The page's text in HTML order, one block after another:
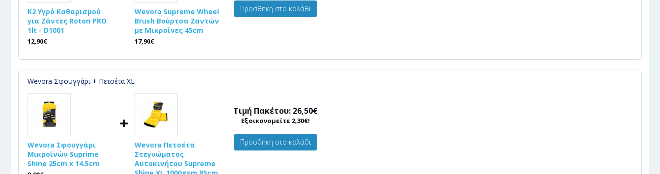
K2 Υγρό Καθαρισμού
για Ζάντες Roton PRO
1lt - D1001
12,90€
Wevora Supreme Wheel
Brush Βούρτσα Ζαντών
με Μικροίνες 45cm
17,90€
Προσθήκη στο καλάθι
Wevora Σφουγγάρι + Πετσέτα XL
Wevora Σφουγγάρι
Μικροϊνών Suprime
Shine 25cm x 14.5cm
+
Wevora Πετσέτα
Στεγνώματος
Αυτοκινήτου Supreme
Τιμή Πακέτου: 26,50€
Εξοικονομείτε 2,30€!
Προσθήκη στο καλάθι